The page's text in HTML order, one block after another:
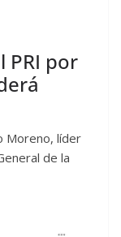
PRI por
Moreno, líder
de la